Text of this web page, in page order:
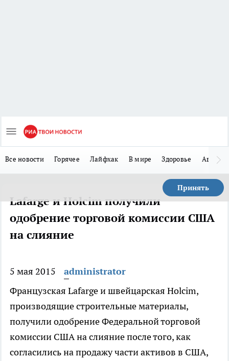
Все новости Горячее Лайфхак В мире Здоровье Авто
Принять
Lafarge и Holcim получили
одобрение торговой комиссии США
на слияние
5 мая 2015
administrator
Французская Lafarge и швейцарская Holcim,
производящие строительные материалы,
получили одобрение Федеральной торговой
комиссии США на слияние после того, как
согласились на продажу части активов в США,